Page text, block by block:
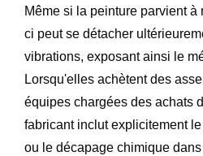
Même si la peinture parvient
ci peut se détacher
vibrations, exposant ainsi le
Lorsqu'elles achètent des
équipes chargées des achats
fabricant inclut explicitement
ou le décapage chimique